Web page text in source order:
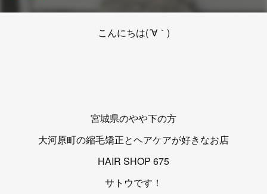
こんにちは(´∀｀)
宮城県のやや下の方
大河原町の縮毛矯正とヘアケアが好きなお店
HAIR SHOP 675
サトウです！